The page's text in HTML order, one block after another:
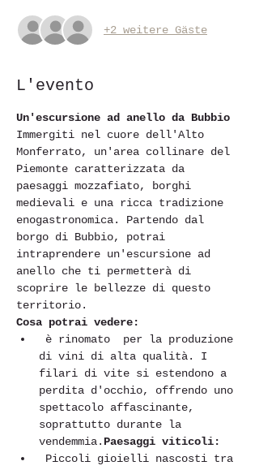
+2 weitere Gäste
L'evento
Un'escursione ad anello da Bubbio
Immergiti nel cuore dell'Alto
Monferrato, un'area collinare del
Piemonte caratterizzata da
paesaggi mozzafiato, borghi
medievali e una ricca tradizione
enogastronomica. Partendo dal
borgo di Bubbio, potrai
intraprendere un'escursione ad
anello che ti permetterà di
scoprire le bellezze di questo
territorio.
Cosa potrai vedere:
di vini di alta qualità. I
filari di vite si estendono a
perdita d'occhio, offrendo uno
spettacolo affascinante,
soprattutto durante la
vendemmia. Paesaggi viticoli: